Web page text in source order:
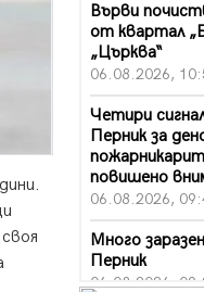
Върви
от квартал
„Църква“
06.08.2026,
Четири
Перник за
повишено
06.08.2026,
Много
Перник
06.08.2026,